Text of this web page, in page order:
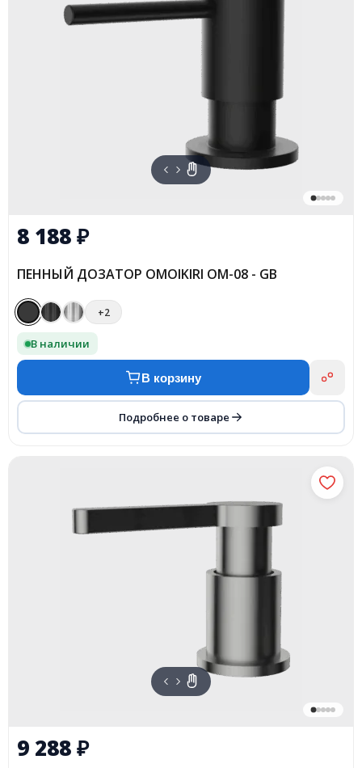
8 188₽
ПЕННЫЙ ДОЗАТОР OMOIKIRI OM-08 - GB
+2
В наличии
В корзину
Подробнее о товаре
9 288₽